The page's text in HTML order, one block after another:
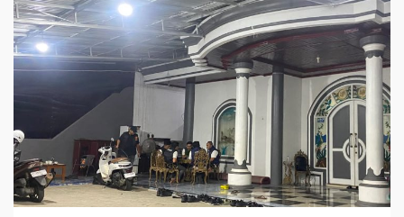
3 min read